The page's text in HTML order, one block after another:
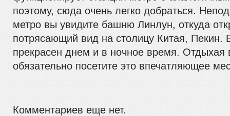
поэтому, сюда очень легко добраться.
метро вы увидите башню Линлун, откуда
потрясающий вид на столицу Китая, Пекин.
прекрасен днем и в ночное время. Отдыхая
обязательно посетите это впечатляющее
Комментариев еще нет.